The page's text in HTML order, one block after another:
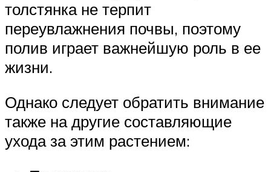
толстянка не терпит
переувлажнения почвы, поэтому
полив играет важнейшую роль в ее
жизни.
Однако следует обратить внимание
также на другие составляющие
ухода за этим растением: